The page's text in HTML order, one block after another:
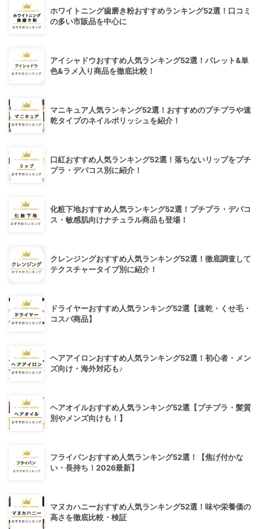
ホワイトニング歯磨き粉おすすめランキング52選！口コミ
の多い市販品を中心に
アイシャドウおすすめ人気ランキング52選！パレット&単
色&ラメ入り商品を徹底比較！
マニキュア人気ランキング52選！おすすめのプチプラや速
乾タイプのネイルポリッシュを紹介！
口紅おすすめ人気ランキング52選！落ちないリップをプチ
プラ・デパコス別に紹介！
化粧下地おすすめ人気ランキング52選！プチプラ・デパコ
ス・敏感肌向けナチュラル商品も登場！
クレンジングおすすめ人気ランキング52選！徹底調査して
テクスチャータイプ別に紹介！
ドライヤーおすすめ人気ランキング52選【速乾・くせ毛・
コスパ商品】
ヘアアイロンおすすめ人気ランキング52選！初心者・メン
ズ向け・海外対応も♪
ヘアオイルおすすめ人気ランキング52選【プチプラ・髪質
別やメンズ向けも！】
フライパンおすすめ人気ランキング52選！【焦げ付かな
い・長持ち！2026最新】
マヌカハニーおすすめ人気ランキング52選！味や栄養価の
高さを徹底比較・検証